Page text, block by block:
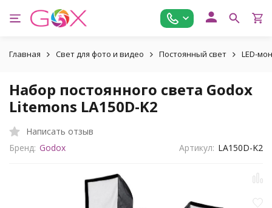
Главная Свет для фото и видео Постоянный свет LED-
Набор постоянного света Godox
Litemons LA150D-K2
Написать отзыв
Бренд: Godox Артикул: LA150D-K2